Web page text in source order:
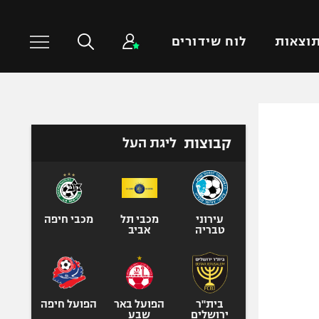
תוצאות לוח שידורים
טניס
כדורעף
ספורט אולימפי
קבוצות ליגת העל
עירוני
טבריה
מכבי תל
אביב
מכבי חיפה
בית"ר
ירושלים
הפועל באר
שבע
הפועל חיפה